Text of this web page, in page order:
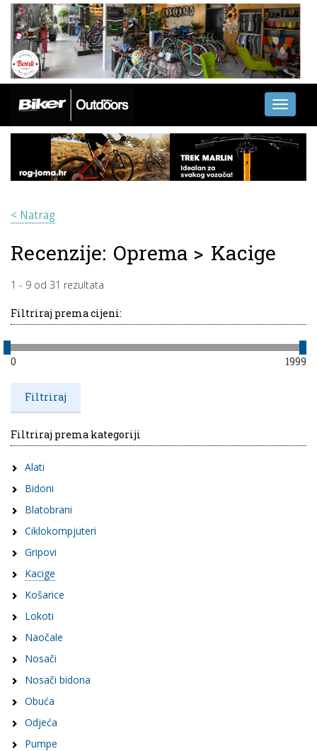
Toggle
< Natrag
Recenzije: Oprema > Kacige
1 - 9 od 31 rezultata
Filtriraj prema cijeni:
0 1999
Filtriraj prema kategoriji
Alati
Bidoni
Blatobrani
Ciklokompjuteri
Gripovi
Kacige
Košarice
Lokoti
Naočale
Nosači
Nosači bidona
Obuća
Odjeća
Pumpe